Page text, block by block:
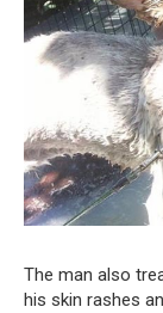
The man also
his skin rashes